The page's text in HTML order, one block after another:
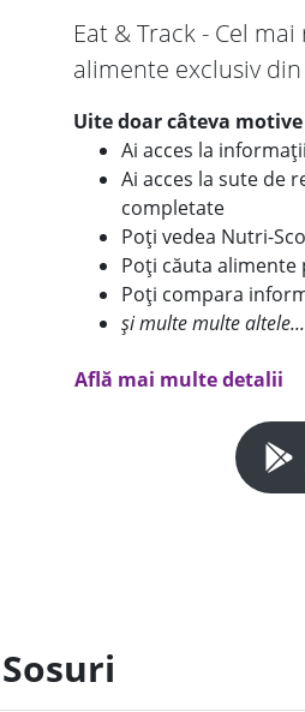
Eat & Track - Cel
alimente exclusiv
Uite doar câteva
Ai acces la
Ai acces la sute de
completate
Poți vedea Nutri-
Poți căuta
Poți compara
și multe multe altele...
Află mai multe detalii